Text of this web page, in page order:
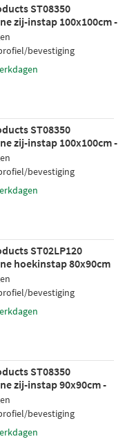
ST08350
zij-instap 100x100cm -
bevestiging
ST08350
zij-instap 100x100cm -
bevestiging
ST02LP120
hoekinstap 80x90cm
bevestiging
ST08350
zij-instap 90x90cm -
bevestiging